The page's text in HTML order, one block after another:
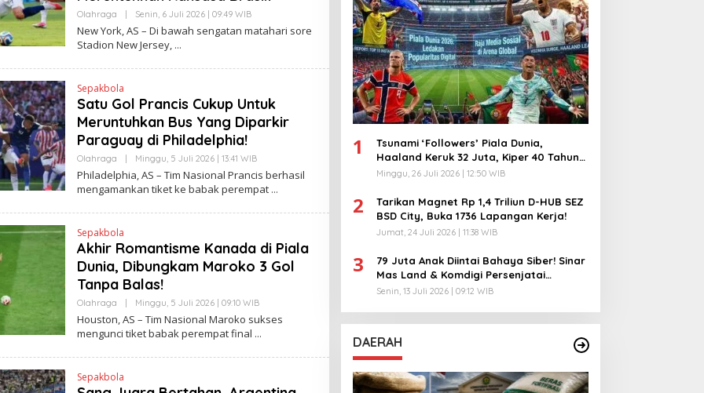
S
I
Olahraga Senin, 6 Juli 2026 | 09:49 WIBO
E
E
R
N
S
I
N
New York, AS – Di bawah sengatan matahari sore
Stadion New Jersey,
Sepakbola
Satu Gol Prancis Cukup Untuk
Meruntuhkan Bus Yang Diparkir
Paraguay di Philadelphia!
Olahraga Minggu, 5 Juli 2026 | 13:41 WIBO
L
E
H
E
N
S
I
N
Philadelphia, AS – Tim Nasional Prancis berhasil
mengamankan tiket ke babak perempat
Sepakbola
Akhir Romantisme Kanada di Piala
Dunia, Dibungkam Maroko 3 Gol
Tanpa Balas!
Olahraga Minggu, 5 Juli 2026 | 09:10 WIBO
L
E
H
E
R
Houston, AS – Tim Nasional Maroko sukses
mengunci tiket babak perempat final
Sepakbola
1
Tsunami ‘Followers’ Piala Dunia,
Haaland Keruk 32 Juta, Kiper 40 Tahun
Bikin Geger!
Minggu, 26 Juli 2026 | 12:50 WIB
2
Tarikan Magnet Rp 1,4 Triliun D-HUB SEZ
BSD City, Buka 1736 Lapangan Kerja!
Jumat, 24 Juli 2026 | 11:38 WIB
3
79 Juta Anak Diintai Bahaya Siber! Sinar
Mas Land & Komdigi Persenjatai
Ratusan Guru!
Senin, 13 Juli 2026 | 09:12 WIB
DAERAH